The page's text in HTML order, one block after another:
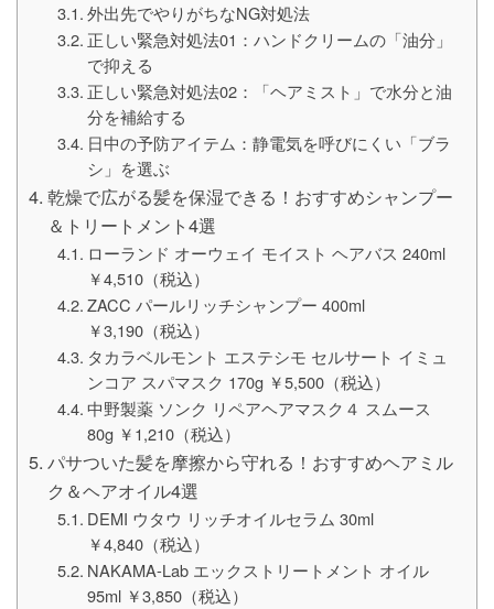
外出先でやりがちなNG対処法
正しい緊急対処法01：ハンドクリームの「油分」
で抑える
正しい緊急対処法02：「ヘアミスト」で水分と油
分を補給する
日中の予防アイテム：静電気を呼びにくい「ブラ
シ」を選ぶ
乾燥で広がる髪を保湿できる！おすすめシャンプー
＆トリートメント4選
ローランド オーウェイ モイスト ヘアバス 240ml
￥4,510（税込）
ZACC パールリッチシャンプー 400ml
￥3,190（税込）
タカラベルモント エステシモ セルサート イミュ
ンコア スパマスク 170g ￥5,500（税込）
中野製薬 ソンク リペアヘアマスク４ スムース
80g ￥1,210（税込）
パサついた髪を摩擦から守れる！おすすめヘアミル
ク＆ヘアオイル4選
DEMI ウタウ リッチオイルセラム 30ml
￥4,840（税込）
NAKAMA-Lab エックストリートメント オイル
95ml ￥3,850（税込）